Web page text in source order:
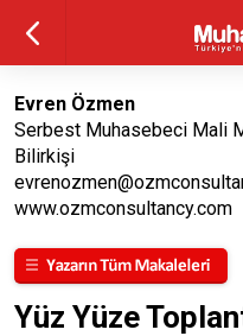
Evren Özmen
Serbest Muhasebeci Mali
Bilirkişi
www.ozmconsultancy.com
Yüz Yüze